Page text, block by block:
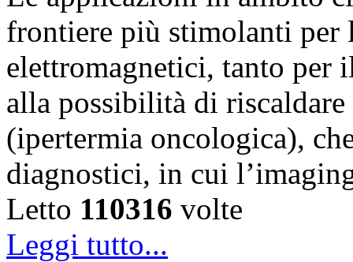
frontiere più stimolanti per
elettromagnetici, tanto per
alla possibilità di
(ipertermia oncologica),
diagnostici, in cui
Letto 110316 volte
Leggi tutto...